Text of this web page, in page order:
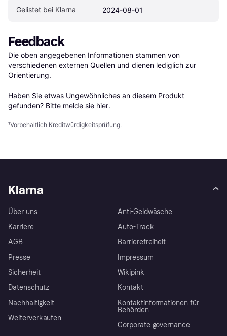
Gelistet bei Klarna 2024-08-01
Feedback
Die oben angegebenen Informationen stammen von
verschiedenen externen Quellen und dienen lediglich zur
Orientierung.
Haben Sie etwas Ungewöhnliches an diesem Produkt
gefunden? Bitte melde sie hier.
¹Vorbehaltlich Kreditwürdigkeitsprüfung.
Klarna
Über uns
Karriere
AGB
Presse
Sicherheit
Datenschutz
Nachhaltigkeit
Weiterverkaufen
Anti-Geldwäsche
Auto-Track
Barrierefreiheit
Impressum
Wikipink
Kontakt
Kontaktinformationen für
Behörden
Corporate governance